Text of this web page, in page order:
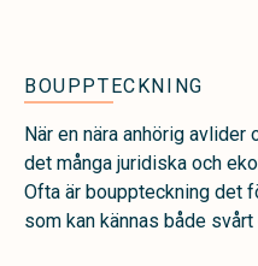
BOUPPTECKNING
När en nära anhörig
det många juridiska och
Ofta är bouppteckning det
som kan kännas både svårt